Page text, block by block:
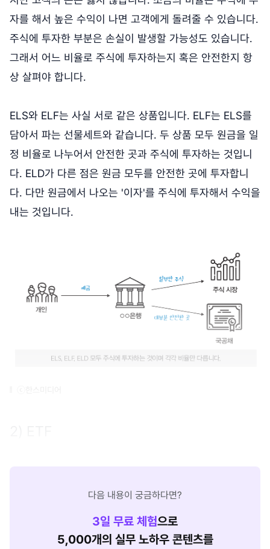
자를 해서 높은 수익이 나면 고객에게 돌려줄 수 있습니다.
주식에 투자한 부분은 손실이 발생할 가능성도 있습니다.
그래서 어느 비율로 주식에 투자하는지 혹은 안전한지 항
상 살펴야 합니다.
ELS와 ELF는 사실 서로 같은 상품입니다. ELF는 ELS를
담아서 파는 선물세트와 같습니다. 두 상품 모두 원금을 일
정 비율로 나누어서 안전한 곳과 주식에 투자하는 것입니
다. ELD가 다른 점은 원금 모두를 안전한 곳에 투자합니
다. 다만 원금에서 나오는 '이자'를 주식에 투자해서 수익을
내는 것입니다.
다음 내용이 궁금하다면?
3일 무료 체험으로
5,000개의 실무 노하우 콘텐츠를